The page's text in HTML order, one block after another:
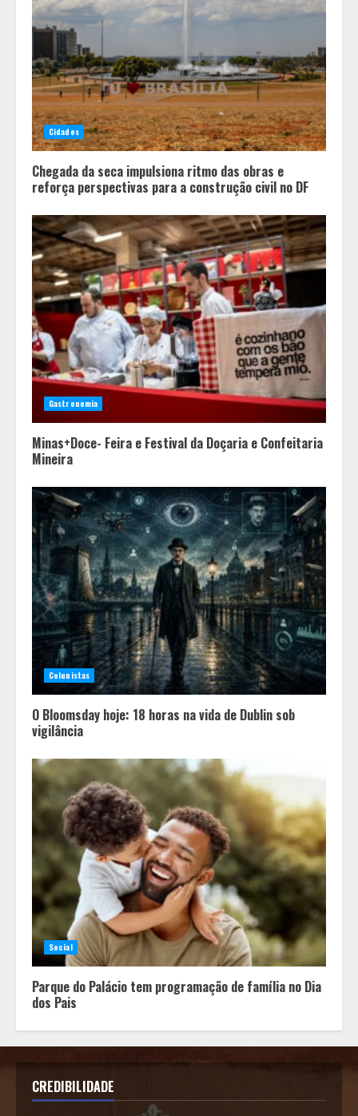
3
O Bloomsday hoje: 18 horas na vida
de Dublin sob vigilância
Parque do Palácio tem
programação de família no Dia dos
Pais
Cidades
Chegada da seca impulsiona ritmo das obras e
reforça perspectivas para a construção civil no DF
Gastronomia
Minas+Doce- Feira e Festival da Doçaria e Confeitaria
Mineira
Colunistas
O Bloomsday hoje: 18 horas na vida de Dublin sob
vigilância
Social
Parque do Palácio tem programação de família no Dia
dos Pais
CREDIBILIDADE